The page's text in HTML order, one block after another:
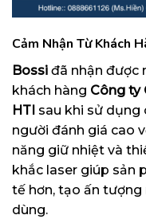
Cảm Nhận Từ Khách
Bossi đã nhận được
khách hàng Công ty
HTI sau khi sử dụng
người đánh giá cao
năng giữ nhiệt và
khắc laser giúp sản
tế hơn, tạo ấn
dùng.